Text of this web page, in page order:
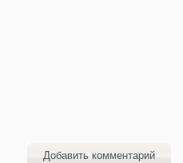
Добавить комментарий